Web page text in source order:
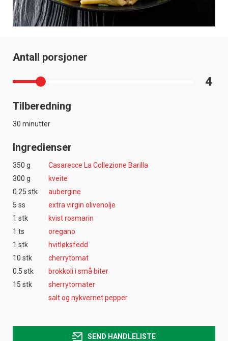
Antall porsjoner
4
Tilberedning
30 minutter
Ingredienser
350 g
Casarecce La Collezione Barilla
300 g
kveite
0.25 stk
aubergine
5 ss
extra virgin olivenolje
1 stk
kvist rosmarin
1 ts
oregano
1 stk
hvitløksfedd
10 stk
cherrytomat
0.5 stk
brokkoli i små biter
15 stk
sherrytomater
salt og nykvernet pepper
SEND HANDLELISTE